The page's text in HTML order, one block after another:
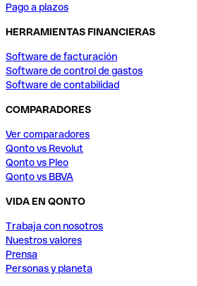
Pago a plazos
HERRAMIENTAS FINANCIERAS
Software de facturación
Software de control de gastos
Software de contabilidad
COMPARADORES
Ver comparadores
Qonto vs Revolut
Qonto vs Pleo
Qonto vs BBVA
VIDA EN QONTO
Trabaja con nosotros
Nuestros valores
Prensa
Personas y planeta